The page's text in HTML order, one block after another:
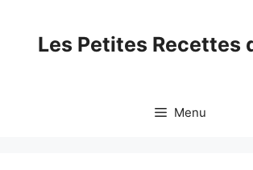
contentLes Petites Recettes
Menu